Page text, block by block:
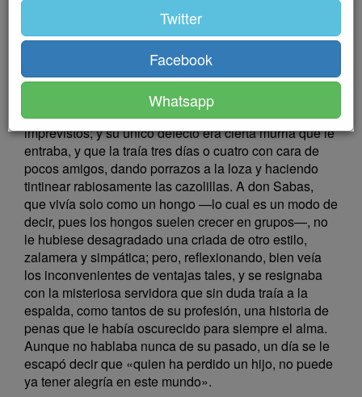
Había sucedido que, cuando Águeda, que acababa de
quedarse viuda, entró en casa de aquel solteronazo,
don Sabas Méndez, no se diferenciaba de las fámulas
del tipo general: despachaba su trabajo calladita,
arreglaba la casa, guisaba regular, y sin motas, ni
hilachas de estropajo, ni otros aditamentos
imprevistos; y su único defecto era cierta murria que le
entraba, y que la traía tres días o cuatro con cara de
pocos amigos, dando porrazos a la loza y haciendo
tintinear rabiosamente las cazolillas. A don Sabas,
que vivía solo como un hongo —lo cual es un modo de
decir, pues los hongos suelen crecer en grupos—, no
le hubiese desagradado una criada de otro estilo,
zalamera y simpática; pero, reflexionando, bien veía
los inconvenientes de ventajas tales, y se resignaba
con la misteriosa servidora que sin duda traía a la
espalda, como tantos de su profesión, una historia de
penas que le había oscurecido para siempre el alma.
Aunque no hablaba nunca de su pasado, un día se le
escapó decir que «quien ha perdido un hijo, no puede
ya tener alegría en este mundo».
Twitter
Facebook
Whatsapp